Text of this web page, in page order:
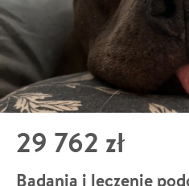
29 762 zł
Badania i leczenie